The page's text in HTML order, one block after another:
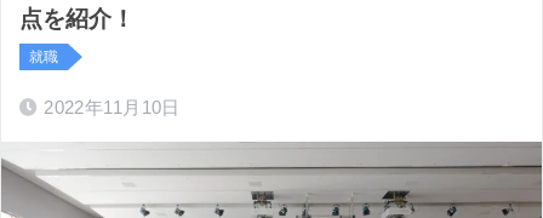
点を紹介！
就職
2022年11月10日